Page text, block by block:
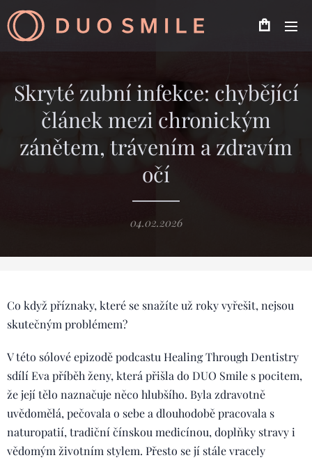
Skryté zubní infekce: chybějící
článek mezi chronickým
zánětem, trávením a zdravím
očí
04.02.2026
Co když příznaky, které se snažíte už roky vyřešit, nejsou
skutečným problémem?
V této sólové epizodě podcastu Healing Through Dentistry
sdílí Eva příběh ženy, která přišla do DUO Smile s pocitem,
že její tělo naznačuje něco hlubšího. Byla zdravotně
uvědomělá, pečovala o sebe a dlouhodobě pracovala s
naturopatií, tradiční čínskou medicínou, doplňky stravy i
vědomým životním stylem. Přesto se jí stále vracely